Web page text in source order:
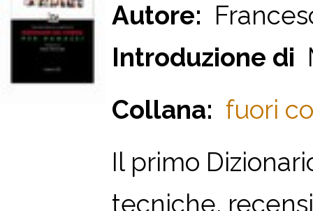
Autore:
Introduzione di
Collana: fuori
Il primo
tecniche,